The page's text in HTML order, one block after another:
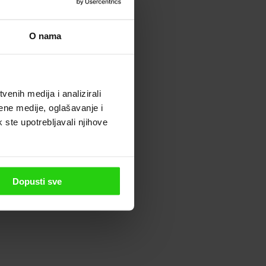
O nama
medija i analizirali
medije, oglašavanje i
ste upotrebljavali njihove
Dopusti sve